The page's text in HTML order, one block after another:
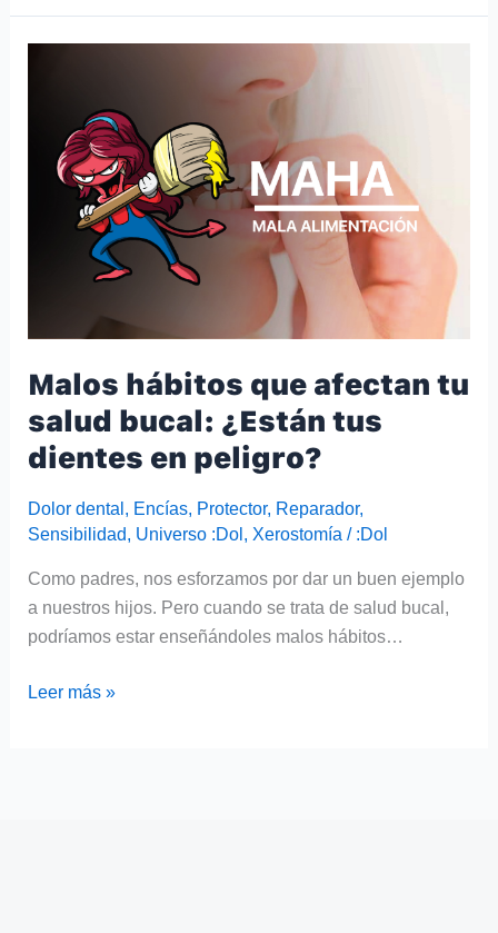
Malos hábitos que afectan tu
salud bucal: ¿Están tus
dientes en peligro?
Dolor dental , Encías, Protector, Reparador,
Sensibilidad, Universo :Dol , Xerostomía / :Dol
Como padres, nos esforzamos por dar un buen ejemplo
a nuestros hijos. Pero cuando se trata de salud bucal,
podríamos estar enseñándoles malos hábitos…
afectan
en
peligro?
Leer más »